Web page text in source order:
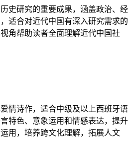
史研究的重要成果，涵盖政治、经
适合对近代中国有深入研究需求的
角帮助读者全面理解近代中国社
情诗作，适合中级及以上西班牙语
特色、意象运用和情感表达，提升
用，培养跨文化理解，拓展人文